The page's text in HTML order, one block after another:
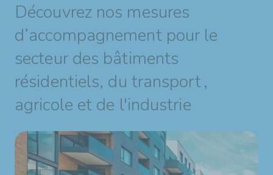
Découvrez nos mesures
d’accompagnement pour le
secteur des bâtiments
résidentiels, du transport ,
agricole et de l'industrie